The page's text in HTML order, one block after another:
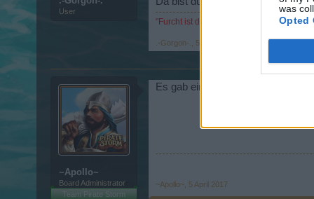
was
Opted
User
"Furcht ist der Pfad zur dunklen Seite.
.-Gorgon-. 5 April 2017
~Apollo~
Board Administrator
Team Pirate Storm
Es gab einen nicht geplanten
~Apollo~ 5 April 2017